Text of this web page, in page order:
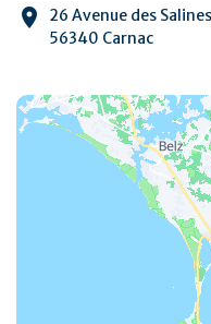
26 Avenue des Salines
56340 Carnac